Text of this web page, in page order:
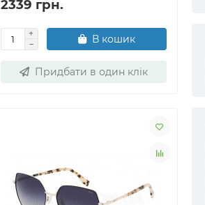
2339 грн.
В кошик
Придбати в один клік